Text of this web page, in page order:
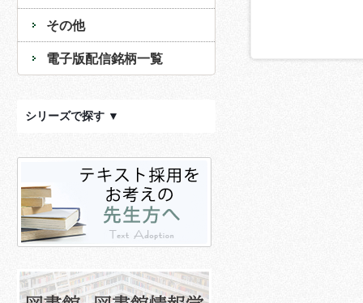
その他
電子版配信銘柄一覧
シリーズで探す ▼